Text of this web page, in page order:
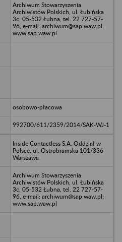
Archiwum Stowarzyszenia
Archiwistów Polskich, ul. Łubińska
3c, 05-532 Łubna, tel. 22 727-57-
96, e-mail: archiwum@sap.waw.pl;
www.sap.waw.pl
osobowo-płacowa
992700/611/2359/2014/SAK-WJ-1
Inside Contactless S.A. Oddział w
Polsce, ul. Ostrobramska 101/336
Warszawa
Archiwum Stowarzyszenia
Archiwistów Polskich, ul. Łubińska
3c, 05-532 Łubna, tel. 22 727-57-
96, e-mail: archiwum@sap.waw.pl;
www.sap.waw.pl